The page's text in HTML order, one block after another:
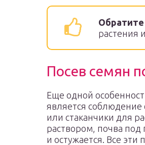
растения
Посев семян
Еще одной
является соблюдение
или стаканчики для
раствором, почва под
и остужается. Все